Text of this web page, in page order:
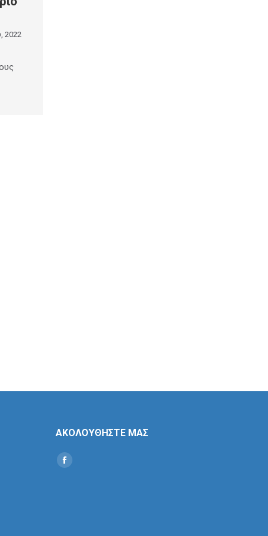
2022
ΑΚΟΛΟΥΘΗΣΤΕ ΜΑΣ
Find us on:
Social